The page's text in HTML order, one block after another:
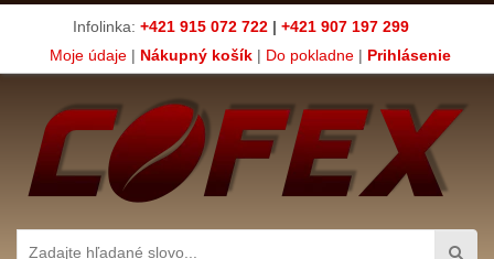
Infolinka: +421 915 072 722 | +421 907 197 299
Moje údaje| Nákupný košík| Do pokladne| Prihlásenie